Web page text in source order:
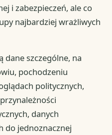
i zabezpieczeń, ale co
najbardziej wrażliwych
dane szczególne, na
pochodzeniu
politycznych,
danych
do jednoznacznej